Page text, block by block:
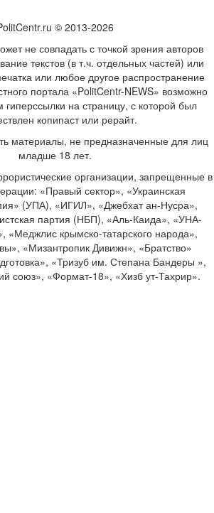
© 2013-2026
не совпадать с точкой зрения авторов
текстов (в т.ч. отдельных частей) или
или любое другое распространение
портала «PolitCentr-NEWS» возможно
гиперссылки на страницу, с которой был
копипаст или рерайт.
материалы, не предназначенные для лиц
младше 18 лет.
организации, запрещенные в
«Правый сектор», «Украинская
(УПА), «ИГИЛ», «Джебхат ан-Нусра»,
партия (НБП), «Аль-Каида», «УНА-
крымско-татарского народа»,
«Мизантропик Дивижн», «Братство»
«Тризуб им. Степана Бандеры »,
союз», «Формат-18», «Хизб ут-Тахрир».